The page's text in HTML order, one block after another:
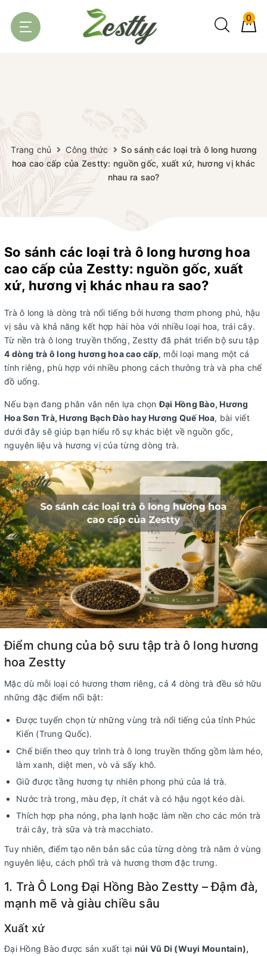
0
Trang chủ Công thức
So sánh các loại trà ô long hương
hoa cao cấp của Zestty: nguồn gốc, xuất xứ, hương vị khác
nhau ra sao?
So sánh các loại trà ô long hương hoa
cao cấp của Zestty: nguồn gốc, xuất
xứ, hương vị khác nhau ra sao?
Trà ô long là dòng trà nổi tiếng bởi hương thơm phong phú, hậu
vị sâu và khả năng kết hợp hài hòa với nhiều loại hoa, trái cây.
Từ nền trà ô long truyền thống, Zestty đã phát triển bộ sưu tập
4 dòng trà ô long hương hoa cao cấp, mỗi loại mang một cá
tính riêng, phù hợp với nhiều phong cách thưởng trà và pha chế
đồ uống.
Nếu bạn đang phân vân nên lựa chọnĐại Hồng Bào, Hương
Hoa Sơn Trà, Hương Bạch Đào hay Hương Quế Hoa, bài viết
dưới đây sẽ giúp bạn hiểu rõ sự khác biệt về nguồn gốc,
nguyên liệu và hương vị của từng dòng trà.
Điểm chung của bộ sưu tập trà ô long hương
hoa Zestty
Mặc dù mỗi loại có hương thơm riêng, cả 4 dòng trà đều sở hữu
những đặc điểm nổi bật:
Được tuyển chọn từ những vùng trà nổi tiếng của tỉnh Phúc
Kiến (Trung Quốc).
Chế biến theo quy trình trà ô long truyền thống gồm làm héo,
làm xanh, diệt men, vò và sấy khô.
Giữ được tầng hương tự nhiên phong phú của lá trà.
Nước trà trong, màu đẹp, ít chát và có hậu ngọt kéo dài.
Thích hợp pha nóng, pha lạnh hoặc làm nền cho các món trà
trái cây, trà sữa và trà macchiato.
Tuy nhiên, điểm tạo nên bản sắc của từng dòng trà nằm ở vùng
nguyên liệu, cách phối trà và hương thơm đặc trưng.
1. Trà Ô Long Đại Hồng Bào Zestty – Đậm đà,
mạnh mẽ và giàu chiều sâu
Xuất xứ
Đại Hồng Bào được sản xuất tại núi Vũ Di (Wuyi Mountain),